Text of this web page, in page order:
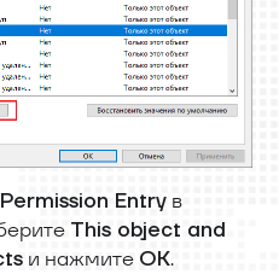
Permission Entry в
This object and
и нажмите ОК.